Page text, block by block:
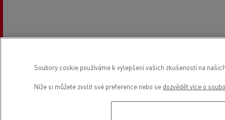
Soubory cookie používáme k vylepšení vašich zkušeností na
Níže si můžete zvolit své preference nebo se dozvědět více o